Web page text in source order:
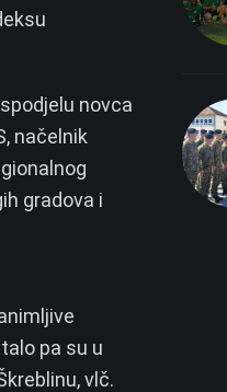
novca
načelnik
gradova i
pa su u
vlč.